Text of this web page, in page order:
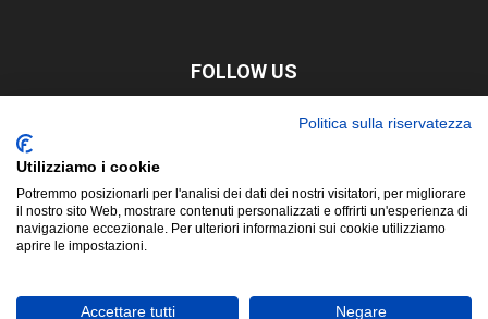
FOLLOW US
© Copyright 2019 ©FIAF - Federazione Italiana Associazioni
Politica sulla riservatezza
Utilizziamo i cookie
Potremmo posizionarli per l'analisi dei dati dei nostri visitatori, per migliorare
il nostro sito Web, mostrare contenuti personalizzati e offrirti un'esperienza di
navigazione eccezionale. Per ulteriori informazioni sui cookie utilizziamo
aprire le impostazioni.
Accettare tutti Negare